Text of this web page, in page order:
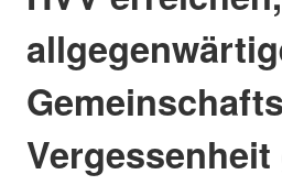
Vergessenheit